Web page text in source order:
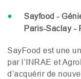
Sayfood -
Paris-Saclay -
SayFood est une
par l’INRAE et
d’acquérir de